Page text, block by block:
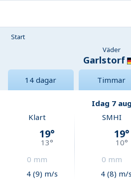
Start
Väder
Garlstorf
14 dagar Timmar
Idag 7 aug
Klart
19°
13°
0 mm
4 (9) m/s
SMHI
19°
10°
0 mm
4 (8) m/s